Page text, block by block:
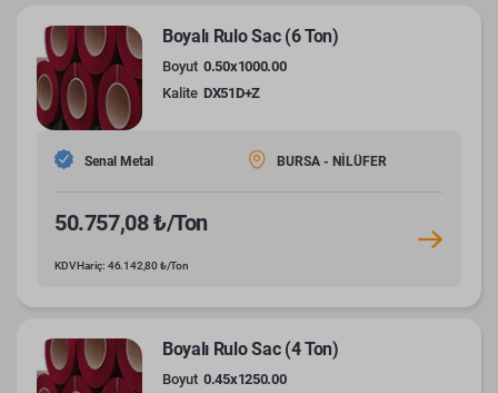
Boyalı Rulo Sac (6 Ton)
Boyut 0.50x1000.00
Kalite DX51D+Z
Senal Metal BURSA - NİLÜFER
50.757,08 ₺/Ton
KDV Hariç: 46.142,80 ₺/Ton
Boyalı Rulo Sac (4 Ton)
Boyut 0.45x1250.00